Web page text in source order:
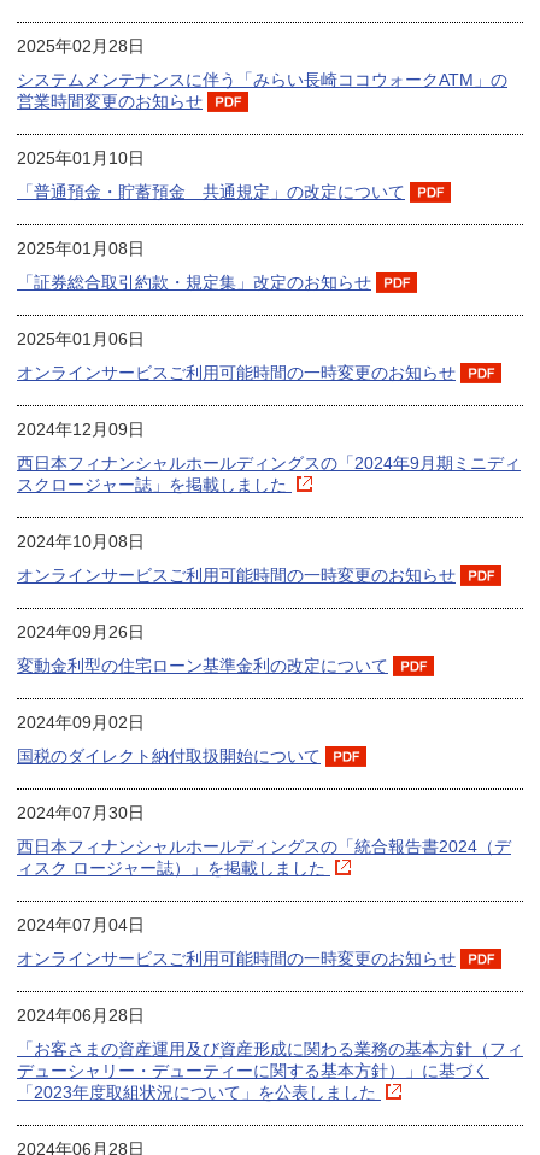
2025年02月28日
システムメンテナンスに伴う「みらい長崎ココウォークATM」の
営業時間変更のお知らせ
2025年01月10日
「普通預金・貯蓄預金 共通規定」の改定について
2025年01月08日
「証券総合取引約款・規定集」改定のお知らせ
2025年01月06日
オンラインサービスご利用可能時間の一時変更のお知らせ
2024年12月09日
西日本フィナンシャルホールディングスの「2024年9月期ミニディ
スクロージャー誌」を掲載しました
2024年10月08日
オンラインサービスご利用可能時間の一時変更のお知らせ
2024年09月26日
変動金利型の住宅ローン基準金利の改定について
2024年09月02日
国税のダイレクト納付取扱開始について
2024年07月30日
西日本フィナンシャルホールディングスの「統合報告書2024（デ
ィスク ロージャー誌）」を掲載しました
2024年07月04日
オンラインサービスご利用可能時間の一時変更のお知らせ
2024年06月28日
「お客さまの資産運用及び資産形成に関わる業務の基本方針（フィ
デューシャリー・デューティーに関する基本方針）」に基づく
「2023年度取組状況について」を公表しました
2024年06月28日